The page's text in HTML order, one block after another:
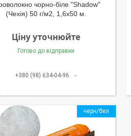
чорно-біле "Shadow"
(Чехія) 50 г/м2, 1,6х50 м.
Ціну уточнюйте
Готово до відправки
+380 (98) 634-04-96
черн/бел